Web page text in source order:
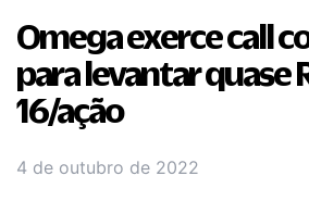
Omega exerce call
para levantar quase
16/ação
4 de outubro de 2022